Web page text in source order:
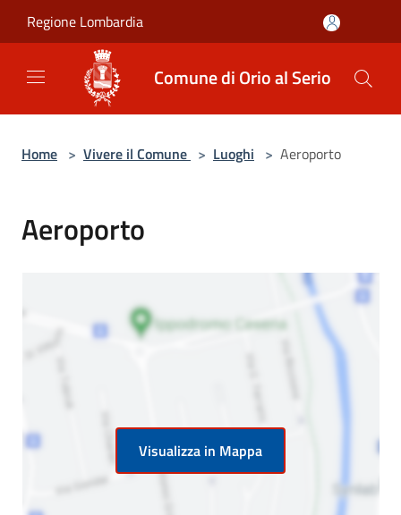
Regione Lombardia
Comune di Orio al Serio
Home > Vivere il Comune > Luoghi > Aeroporto
Aeroporto
Visualizza in Mappa